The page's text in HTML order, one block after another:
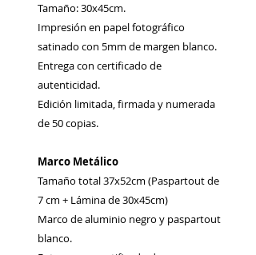
Tamaño: 30x45cm.
Impresión en papel fotográfico
satinado con 5mm de margen blanco.
Entrega con certificado de
autenticidad.
Edición limitada, firmada y numerada
de 50 copias.
Marco Metálico
Tamaño total 37x52cm (Paspartout de
7 cm + Lámina de 30x45cm)
Marco de aluminio negro y paspartout
blanco.